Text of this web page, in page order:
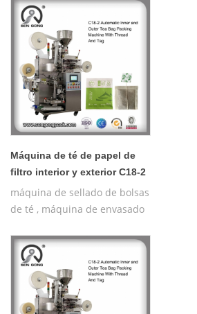
Máquina de té de papel de
filtro interior y exterior C18-2
máquina de sellado de bolsas
de té , máquina de envasado